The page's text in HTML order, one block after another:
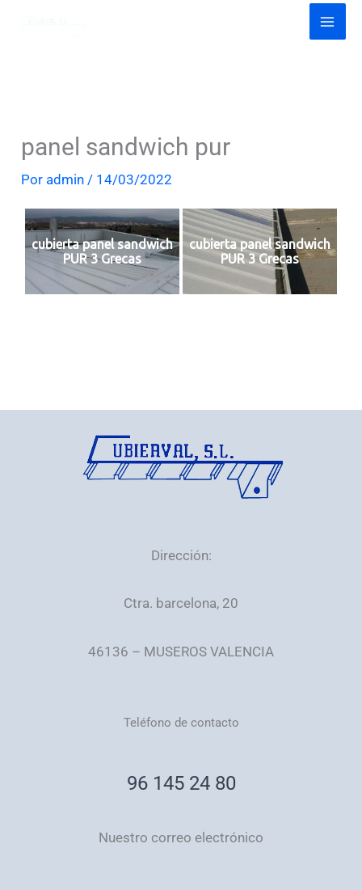
panel sandwich pur
Por admin / 14/03/2022
cubierta panel sandwich
PUR 3 Grecas
cubierta panel sandwich
PUR 3 Grecas
Dirección:
Ctra. barcelona, 20
46136 – MUSEROS VALENCIA
Teléfono de contacto
96 145 24 80
Nuestro correo electrónico